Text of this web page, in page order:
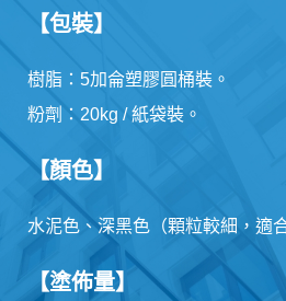
【包裝】
樹脂：5加侖塑膠圓桶裝。
粉劑：20kg / 紙袋裝。
【顏色】
水泥色、深黑色（顆粒較細，適
【塗佈量】